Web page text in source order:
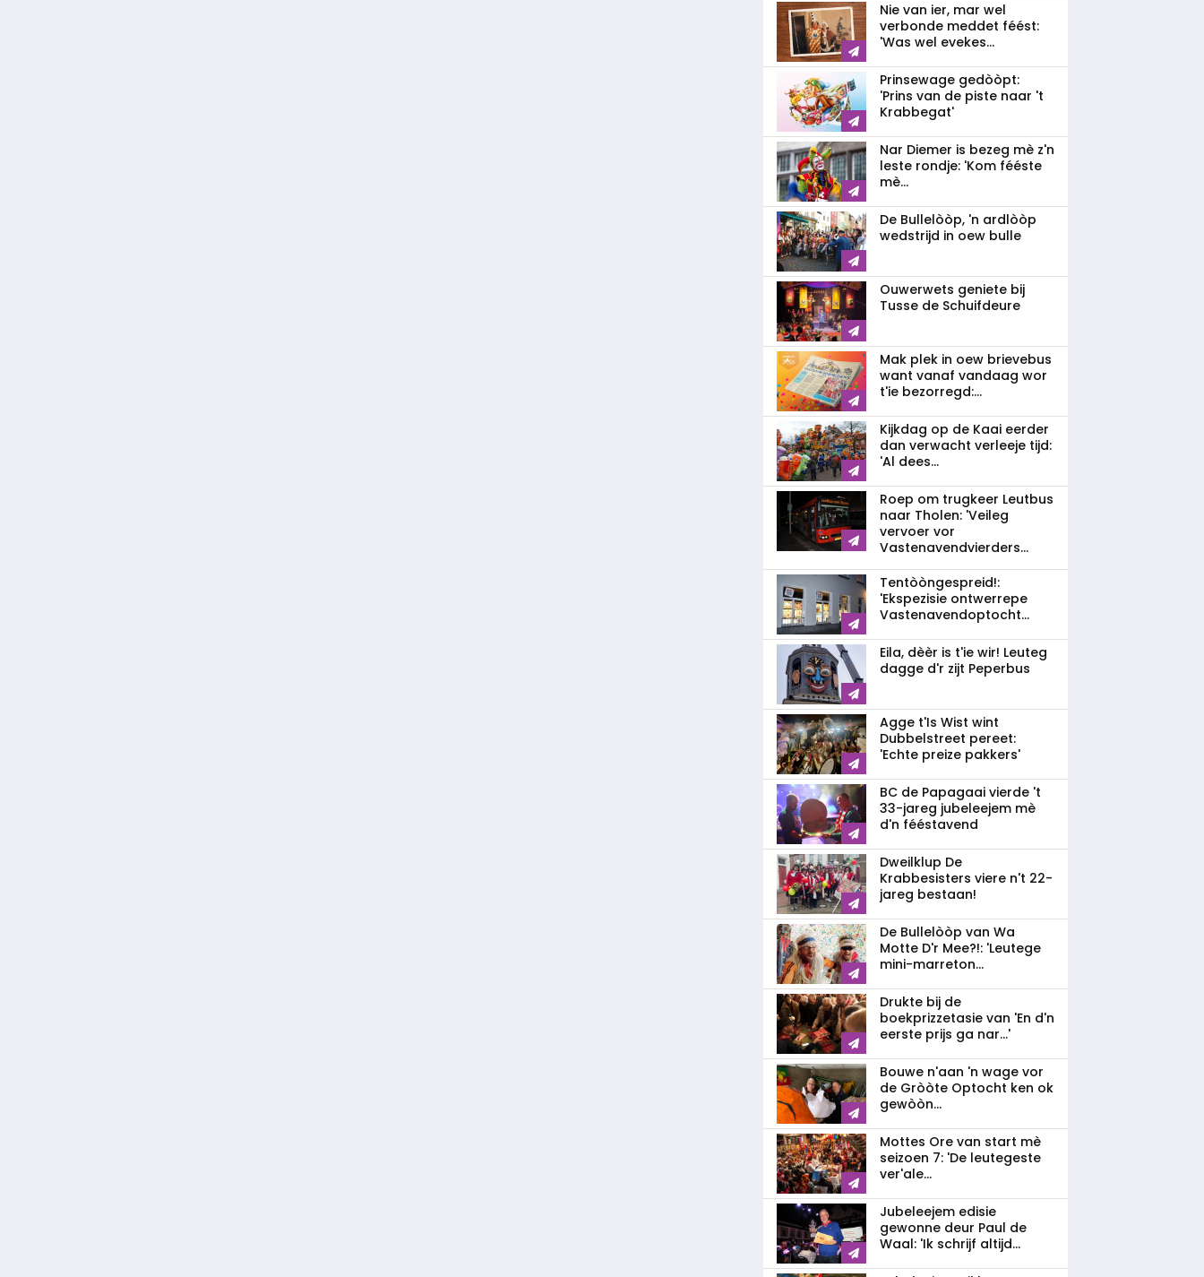
Nie van ier, mar wel
verbonde meddet féést:
'Was wel evekes...
Prinsewage gedòòpt:
'Prins van de piste naar 't
Krabbegat'
Nar Diemer is bezeg mè z'n
leste rondje: 'Kom fééste
mè...
De Bullelòòp, 'n ardlòòp
wedstrijd in oew bulle
Ouwerwets geniete bij
Tusse de Schuifdeure
Mak plek in oew brievebus
want vanaf vandaag wor
t'ie bezorregd:...
Kijkdag op de Kaai eerder
dan verwacht verleeje tijd:
'Al dees...
Roep om trugkeer Leutbus
naar Tholen: 'Veileg
vervoer vor
Vastenavendvierders...
Tentòòngespreid!:
'Ekspezisie ontwerrepe
Vastenavendoptocht...
Eila, dèèr is t'ie wir! Leuteg
dagge d'r zijt Peperbus
Agge t'Is Wist wint
Dubbelstreet pereet:
'Echte preize pakkers'
BC de Papagaai vierde 't
33-jareg jubeleejem mè
d'n fééstavend
Dweilklup De
Krabbesisters viere n't 22-
jareg bestaan!
De Bullelòòp van Wa
Motte D'r Mee?!: 'Leutege
mini-marreton...
Drukte bij de
boekprizzetasie van 'En d'n
eerste prijs ga nar...'
Bouwe n'aan 'n wage vor
de Gròòte Optocht ken ok
gewòòn...
Mottes Ore van start mè
seizoen 7: 'De leutegeste
ver'ale...
Jubeleejem edisie
gewonne deur Paul de
Waal: 'Ik schrijf altijd...